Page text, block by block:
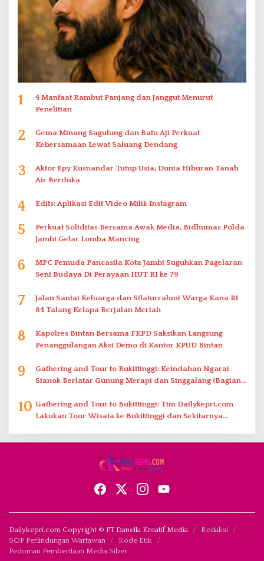
1
4 Manfaat Rambut Panjang dan Janggut Menurut
Penelitian
2
Gema Minang Sagulung dan Batu Aji Perkuat
Kebersamaan Lewat Saluang Dendang
3
Aktor Epy Kusnandar Tutup Usia, Dunia Hiburan Tanah
Air Berduka
4 Edits: Aplikasi Edit Video Milik Instagram
5
Perkuat Soliditas Bersama Awak Media, Bidhumas Polda
Jambi Gelar Lomba Mancing
6
MPC Pemuda Pancasila Kota Jambi Suguhkan Pagelaran
Seni Budaya Di Perayaan HUT RI ke 79
7
Jalan Santai Keluarga dan Silaturrahmi Warga Kana Rt
84 Talang Kelapa Berjalan Meriah
8
Kapolres Bintan Bersama FKPD Saksikan Langsung
Penanggulangan Aksi Demo di Kantor KPUD Bintan
9
Gathering and Tour to Bukittinggi: Keindahan Ngarai
Sianok Berlatar Gunung Merapi dan Singgalang (Bagian
10 Gathering and Tour to Bukittinggi: Tim Dailykepri.com
Lakukan Tour Wisata ke Bukittinggi dan Sekitarnya
Dailykepri.com Copyright © PT Danella Kreatif Media
Redaksi
SOP Perlindungan Wartawan
Kode Etik
Pedoman Pemberitaan Media Siber